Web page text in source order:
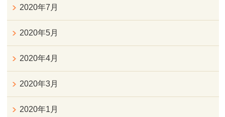
2020年7月
2020年5月
2020年4月
2020年3月
2020年1月